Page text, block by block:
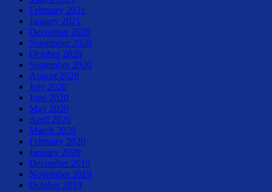
February 2021
January 2021
December 2020
November 2020
October 2020
September 2020
August 2020
July 2020
June 2020
May 2020
April 2020
March 2020
February 2020
January 2020
December 2019
November 2019
October 2019